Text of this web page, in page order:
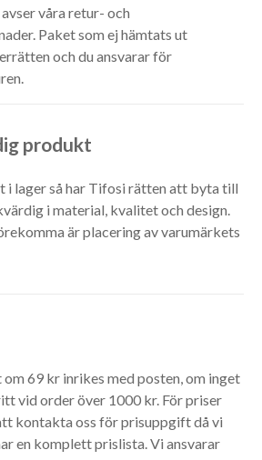
våra retur- och
Paket som ej hämtats ut
och du ansvarar för
produkt
i lager så har Tifosi rätten att byta till
i material, kvalitet och design.
är placering av varumärkets
69 kr inrikes med posten, om inget
vid order över 1000 kr. För priser
kontakta oss för prisuppgift då vi
en komplett prislista. Vi ansvarar